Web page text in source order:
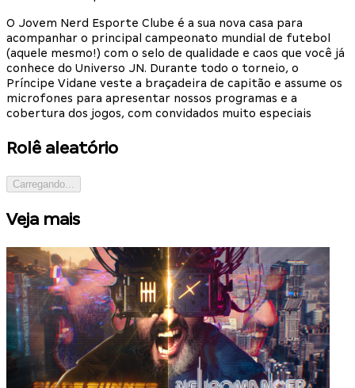
O Jovem Nerd Esporte Clube é a sua nova casa para
acompanhar o principal campeonato mundial de futebol
(aquele mesmo!) com o selo de qualidade e caos que você já
conhece do Universo JN. Durante todo o torneio, o
Príncipe Vidane veste a braçadeira de capitão e assume os
microfones para apresentar nossos programas e a
cobertura dos jogos, com convidados muito especiais
Rolê aleatório
Carregando...
Veja mais